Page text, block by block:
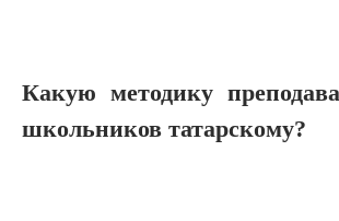
Какую методику
школьников татарскому?